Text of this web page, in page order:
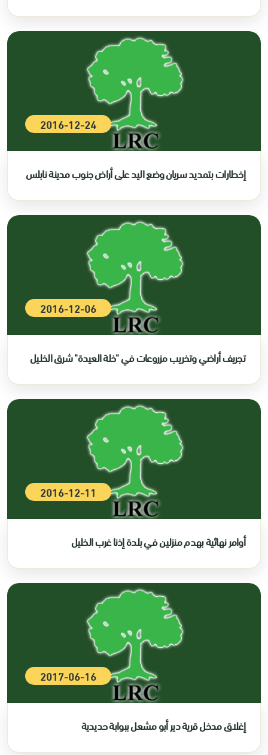
2016-12-24
إخطارات بتمديد سريان وضع اليد على أراض جنوب مدينة نابلس
2016-12-06
تجريف أراضي وتخريب مزروعات في "خلة العيدة" شرق الخليل
2016-12-11
أوامر نهائية بهدم منزلين في بلدة إذنا غرب الخليل
2017-06-16
إغلاق مدخل قرية دير أبو مشعل ببوابة حديدية